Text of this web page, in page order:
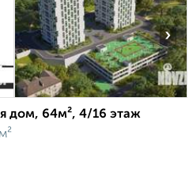
›
дом, 64м², 4/16 этаж